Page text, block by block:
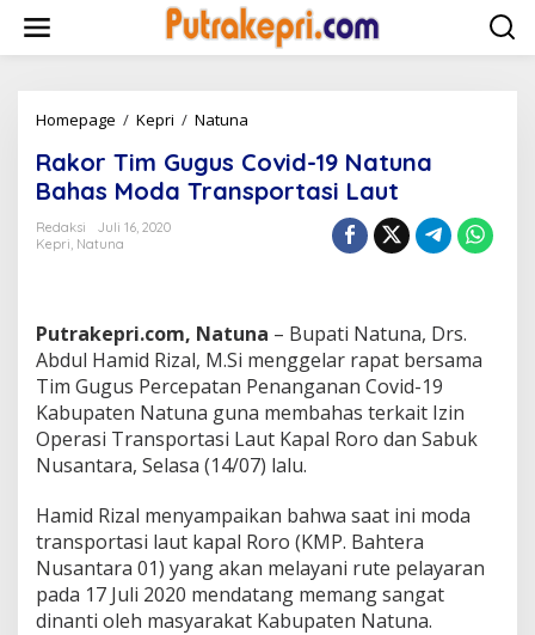
w
Homepage / Kepri / Natuna
k
o
r
g
u
s
C
o
v
i
-
1
9
N
a
t
Rakor Tim Gugus Covid-19 Natuna
Bahas Moda Transportasi Laut
Redaksi
Juli 16, 2020
Kepri, Natuna
Putrakepri.com, Natuna – Bupati Natuna, Drs.
Abdul Hamid Rizal, M.Si menggelar rapat bersama
Tim Gugus Percepatan Penanganan Covid-19
Kabupaten Natuna guna membahas terkait Izin
Operasi Transportasi Laut Kapal Roro dan Sabuk
Nusantara, Selasa (14/07) lalu.
Hamid Rizal menyampaikan bahwa saat ini moda
transportasi laut kapal Roro (KMP. Bahtera
Nusantara 01) yang akan melayani rute pelayaran
pada 17 Juli 2020 mendatang memang sangat
dinanti oleh masyarakat Kabupaten Natuna.